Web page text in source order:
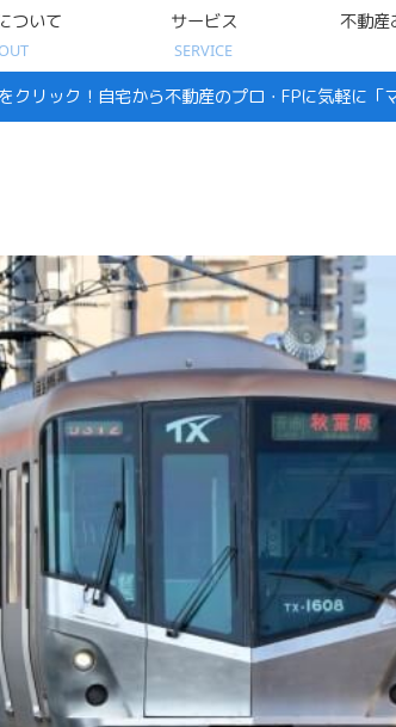
ついて サービス
SERVICE
不動産
クリック！自宅から不動産のプロ・FPに気軽に「